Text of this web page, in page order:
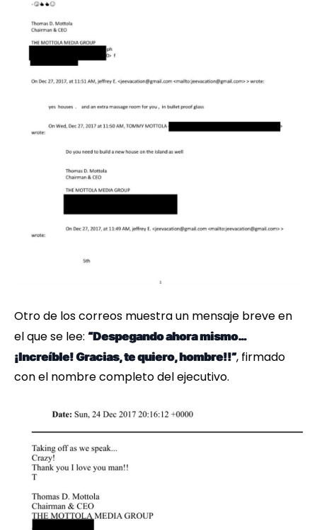
Otro de los correos muestra un mensaje breve en
el que se lee: “Despegando ahora mismo…
¡Increíble! Gracias, te quiero, hombre!!”, firmado
con el nombre completo del ejecutivo.